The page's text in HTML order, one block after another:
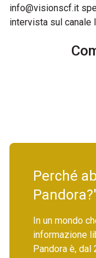
info@visionscf.it
intervista sul canale
Perché
In un mondo
informazione
Pandora è,